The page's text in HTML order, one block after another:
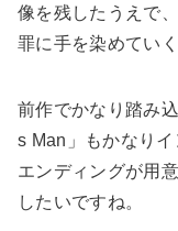
像を残したうえで
罪に手を染めてい
前作でかなり踏み
s Man」もかなり
エンディングが用
したいですね。